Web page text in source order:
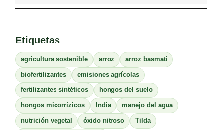
Etiquetas
agricultura sostenible arroz arroz basmati
biofertilizantes emisiones agrícolas
fertilizantes sintéticos hongos del suelo
hongos micorrízicos India manejo del agua
nutrición vegetal óxido nitroso Tilda